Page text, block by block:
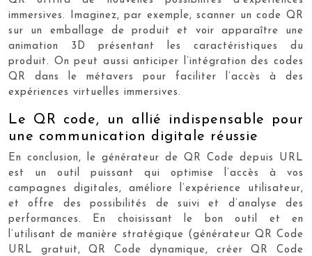
immersives. Imaginez, par exemple, scanner un code QR
sur un emballage de produit et voir apparaître une
animation 3D présentant les caractéristiques du
produit. On peut aussi anticiper l’intégration des codes
QR dans le métavers pour faciliter l’accès à des
expériences virtuelles immersives.
Le QR code, un allié indispensable pour
une communication digitale réussie
En conclusion, le générateur de QR Code depuis URL
est un outil puissant qui optimise l’accès à vos
campagnes digitales, améliore l’expérience utilisateur,
et offre des possibilités de suivi et d’analyse des
performances. En choisissant le bon outil et en
l’utilisant de manière stratégique (générateur QR Code
URL gratuit, QR Code dynamique, créer QR Code